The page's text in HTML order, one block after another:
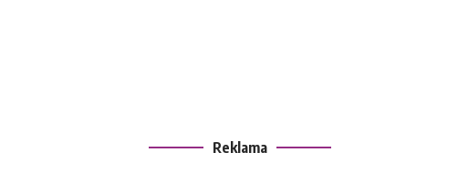
Reklama